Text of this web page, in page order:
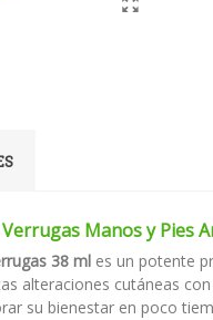
Manos y Pies
38 ml es un potente
alteraciones cutáneas
su bienestar en poco